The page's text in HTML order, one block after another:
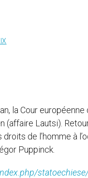
la Cour
Lautsi).
de l’homme à
Puppinck.